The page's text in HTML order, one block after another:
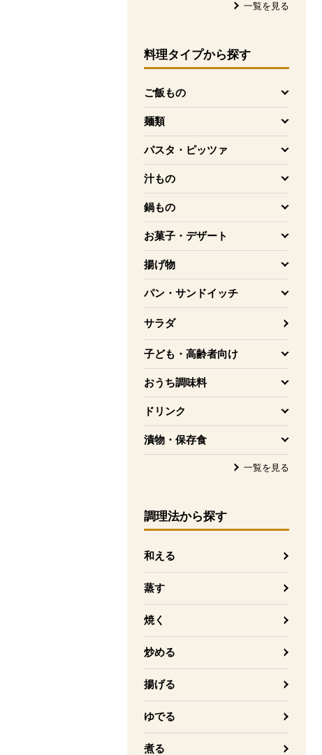
一覧を見る
料理タイプから探す
ご飯もの
を開く
麺類
を開く
パスタ・ピッツァ
を開く
汁もの
を開く
鍋もの
を開く
お菓子・デザート
を開く
揚げ物
を開く
パン・サンドイッチ
を開く
サラダ
子ども・高齢者向け
を開く
おうち調味料
を開く
ドリンク
を開く
漬物・保存食
を開く
一覧を見る
調理法から探す
和える
蒸す
焼く
炒める
揚げる
ゆでる
煮る